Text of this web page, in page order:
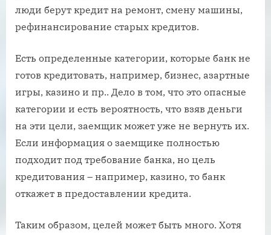
люди берут кредит на ремонт, смену машины,
рефинансирование старых кредитов.
Есть определенные категории, которые банк не
готов кредитовать, например, бизнес, азартные
игры, казино и пр.. Дело в том, что это опасные
категории и есть вероятность, что взяв деньги
на эти цели, заемщик может уже не вернуть их.
Если информация о заемщике полностью
подходит под требование банка, но цель
кредитования – например, казино, то банк
откажет в предоставлении кредита.
Таким образом, целей может быть много. Хотя